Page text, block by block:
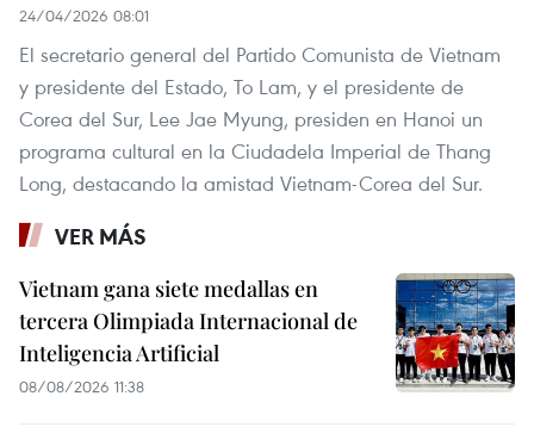
24/04/2026 08:01
El secretario general del Partido Comunista de Vietnam
y presidente del Estado, To Lam, y el presidente de
Corea del Sur, Lee Jae Myung, presiden en Hanoi un
programa cultural en la Ciudadela Imperial de Thang
Long, destacando la amistad Vietnam-Corea del Sur.
VER MÁS
Vietnam gana siete medallas en
tercera Olimpiada Internacional de
Inteligencia Artificial
08/08/2026 11:38